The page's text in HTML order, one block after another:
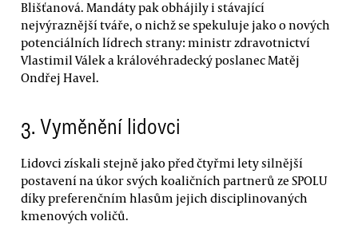
Blišťanová. Mandáty pak obhájily i stávající
nejvýraznější tváře, o nichž se spekuluje jako o nových
potenciálních lídrech strany: ministr zdravotnictví
Vlastimil Válek a královéhradecký poslanec Matěj
Ondřej Havel.
3. Vyměnění lidovci
Lidovci získali stejně jako před čtyřmi lety silnější
postavení na úkor svých koaličních partnerů ze SPOLU
díky preferenčním hlasům jejich disciplinovaných
kmenových voličů.